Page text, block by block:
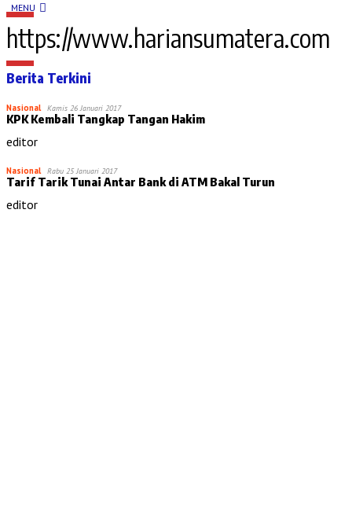
MENU
https://www.hariansumatera.com
Berita Terkini
Nasional Kamis 26 Januari 2017
KPK Kembali Tangkap Tangan Hakim
editor
Nasional Rabu 25 Januari 2017
Tarif Tarik Tunai Antar Bank di ATM Bakal Turun
editor